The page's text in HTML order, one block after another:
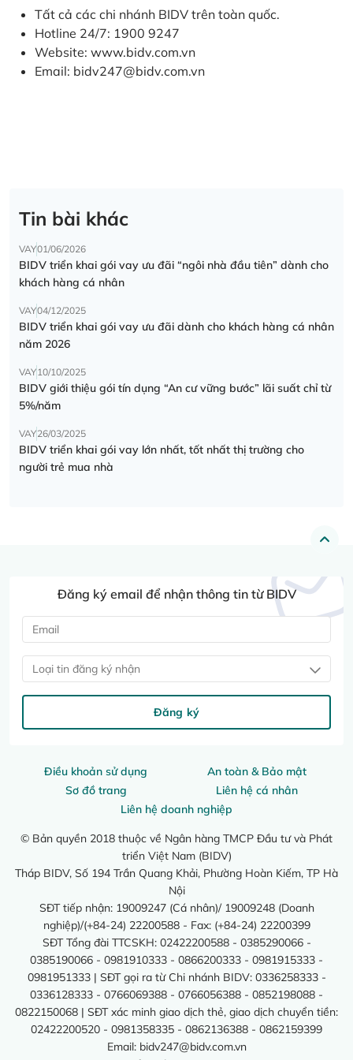
Tất cả các chi nhánh BIDV trên toàn quốc.
Hotline 24/7: 1900 9247
Website: www.bidv.com.vn
Email: bidv247@bidv.com.vn
Tin bài khác
VAY01/06/2026
BIDV triển khai gói vay ưu đãi “ngôi nhà đầu tiên” dành cho
khách hàng cá nhân
VAY04/12/2025
BIDV triển khai gói vay ưu đãi dành cho khách hàng cá nhân
năm 2026
VAY10/10/2025
BIDV giới thiệu gói tín dụng “An cư vững bước” lãi suất chỉ từ
5%/năm
VAY26/03/2025
BIDV triển khai gói vay lớn nhất, tốt nhất thị trường cho
người trẻ mua nhà
Điều khoản sử dụng
An toàn & Bảo mật
Sơ đồ trang
Liên hệ cá nhân
Liên hệ doanh nghiệp
© Bản quyền 2018 thuộc về Ngân hàng TMCP Đầu tư và Phát
triển Việt Nam (BIDV)
Tháp BIDV, Số 194 Trần Quang Khải, Phường Hoàn Kiếm, TP Hà
Nội
SĐT tiếp nhận: 19009247 (Cá nhân)/ 19009248 (Doanh
nghiệp)/(+84-24) 22200588 - Fax: (+84-24) 22200399
SĐT Tổng đài TTCSKH: 02422200588 - 0385290066 -
0385190066 - 0981910333 - 0866200333 - 0981915333 -
0981951333 | SĐT gọi ra từ Chi nhánh BIDV: 0336258333 -
0336128333 - 0766069388 - 0766056388 - 0852198088 -
0822150068 | SĐT xác minh giao dịch thẻ, giao dịch chuyển tiền:
02422200520 - 0981358335 - 0862136388 - 0862159399
Email: bidv247@bidv.com.vn
Đăng ký email để nhận thông tin từ BIDV
Loại tin đăng ký nhận
Đăng ký